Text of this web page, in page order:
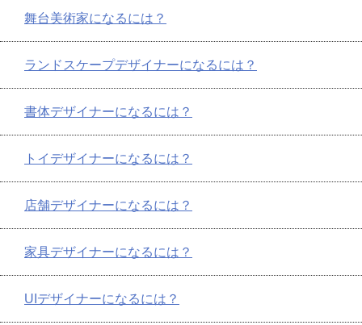
舞台美術家になるには？
ランドスケープデザイナーになるには？
書体デザイナーになるには？
トイデザイナーになるには？
店舗デザイナーになるには？
家具デザイナーになるには？
UIデザイナーになるには？